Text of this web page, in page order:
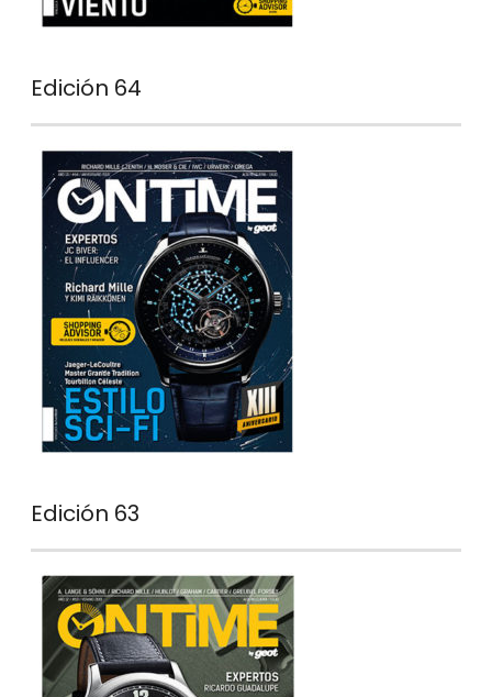
Edición 64
Edición 63